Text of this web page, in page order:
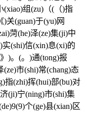
(xiao)组(zu)（(（)指
关(guan)于(yu)网
菏(he)泽(ze)集(ji)中
实(shi)信(xin)息(xi)的
)。(。)通(tong)报
市(shi)常(chang)态
指(zhi)挥(hui)部(bu)对
(ji)宁(ning)市(shi)集
个(ge)县(xian)区